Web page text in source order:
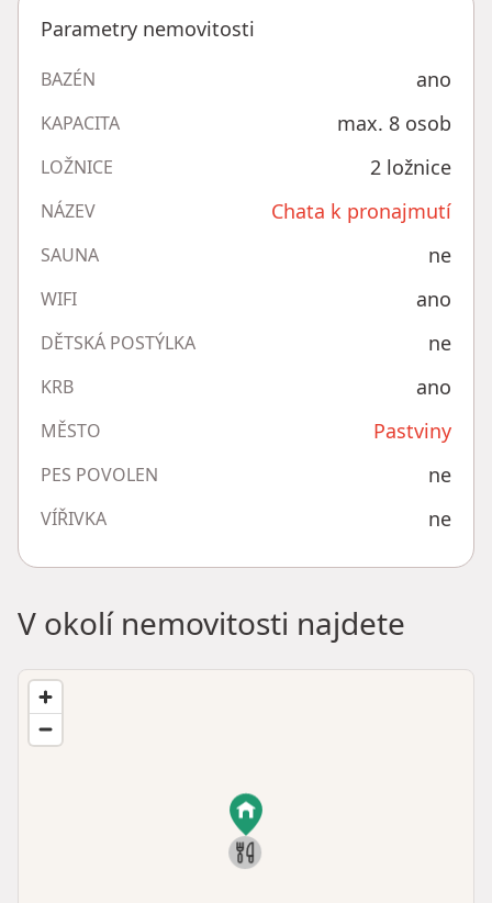
Parametry nemovitosti
BAZÉN ano
KAPACITA max. 8 osob
LOŽNICE 2 ložnice
NÁZEV Chata k pronajmutí
SAUNA ne
WIFI ano
DĚTSKÁ POSTÝLKA ne
KRB ano
MĚSTO Pastviny
PES POVOLEN ne
VÍŘIVKA ne
V okolí nemovitosti najdete